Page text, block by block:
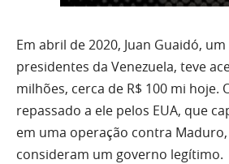
Em abril de 2020, Juan Guaidó,
presidentes da Venezuela, teve
milhões, cerca de R$ 100 mi hoje.
repassado a ele pelos EUA, que
em uma operação contra
consideram um governo legítimo.